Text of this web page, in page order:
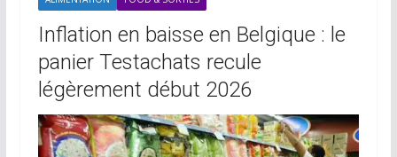
Inflation en baisse en Belgique : le
panier Testachats recule
légèrement début 2026